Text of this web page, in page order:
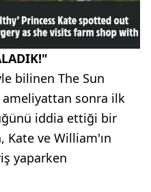
bilinen The Sun
ameliyattan sonra ilk
iddia ettiği bir
Kate ve William'ın
yaparken